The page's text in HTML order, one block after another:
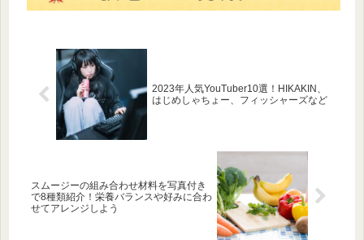
2023年人気YouTuber10選！HIKAKIN、
はじめしゃちょー、フィッシャーズなど
スムージーの組み合わせ材料を写真付き
で8種類紹介！栄養バランスや好みに合わ
せてアレンジしよう